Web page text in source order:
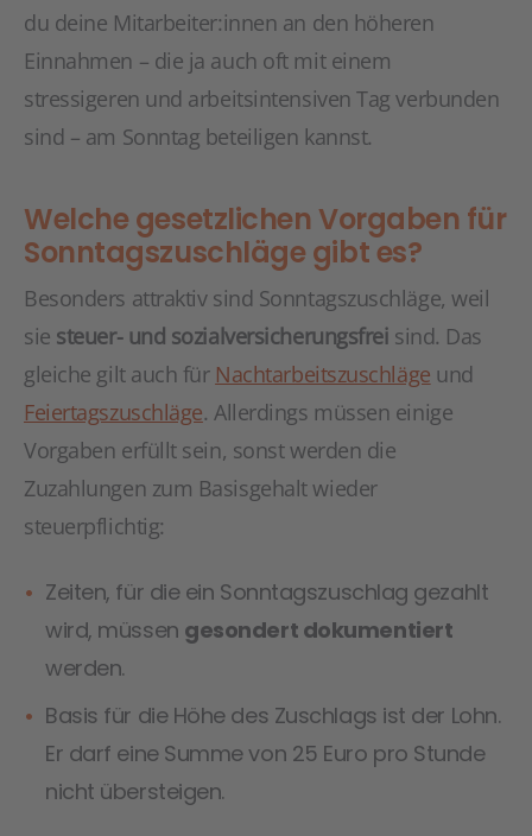
du deine Mitarbeiter:innen an den höheren
Einnahmen – die ja auch oft mit einem
stressigeren und arbeitsintensiven Tag verbunden
sind – am Sonntag beteiligen kannst.
Welche gesetzlichen Vorgaben für
Sonntagszuschläge gibt es?
Besonders attraktiv sind Sonntagszuschläge, weil
sie steuer- und sozialversicherungsfrei sind. Das
gleiche gilt auch für Nachtarbeitszuschläge und
Feiertagszuschläge. Allerdings müssen einige
Vorgaben erfüllt sein, sonst werden die
Zuzahlungen zum Basisgehalt wieder
steuerpflichtig:
Zeiten, für die ein Sonntagszuschlag gezahlt
wird, müssen gesondert dokumentiert
werden.
Basis für die Höhe des Zuschlags ist der Lohn.
Er darf eine Summe von 25 Euro pro Stunde
nicht übersteigen.